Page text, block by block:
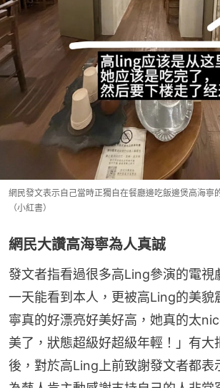
網民發文表示自己當時正獨自在餐廳邊吃飯邊煲高海寧
（小紅書）
網民大讚高海寧為人真誠
發文者指看過很多高Ling參演的電視
一天能看到本人，更被高Ling的美貌
寧真的好漂亮好美好高，她真的太
美了，狀態超級好超級年輕！」有大
後，對於高Ling上前致謝發文者都表